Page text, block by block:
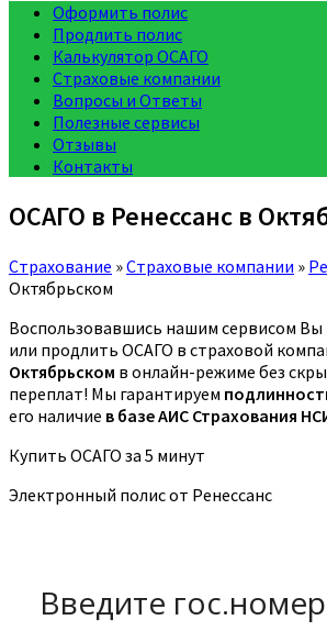
Оформить полис
Продлить полис
Калькулятор ОСАГО
Страховые компании
Вопросы и Ответы
Полезные сервисы
Отзывы
Контакты
ОСАГО в Ренессанс в
Страхование »Страховые компании »
Октябрьском
Воспользовавшись нашим сервисом
или продлить ОСАГО в страховой
Октябрьском в онлайн-режиме без
переплат! Мы гарантируем
его наличие в базе АИС Страхования
Купить ОСАГО за 5 минут
Электронный полис от Ренессанс